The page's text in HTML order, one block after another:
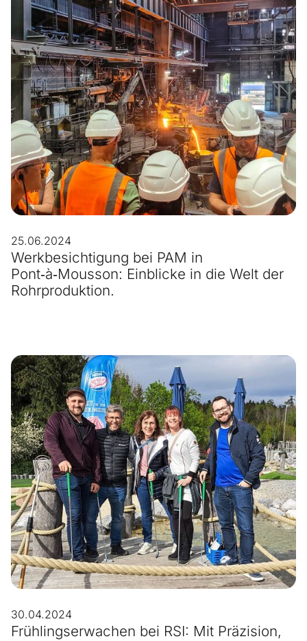
25.06.2024
Werkbesichtigung bei PAM in
Pont‑à‑Mousson: Einblicke in die Welt der
Rohrproduktion.
30.04.2024
Frühlingserwachen bei RSI: Mit Präzision,